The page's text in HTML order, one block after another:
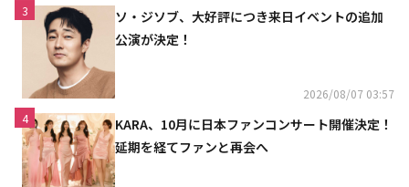
3
ソ・ジソブ、大好評につき来日イベントの追加
公演が決定！
2026/08/07 03:57
4
KARA、10月に日本ファンコンサート開催決定！
延期を経てファンと再会へ